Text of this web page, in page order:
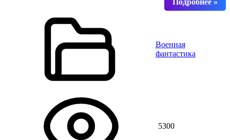
Военная
фантастика
5300